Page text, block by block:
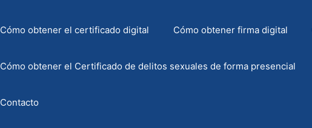
Cómo obtener el certificado digital Cómo obtener firma digital
Cómo obtener el Certificado de delitos sexuales de forma presencial
Contacto